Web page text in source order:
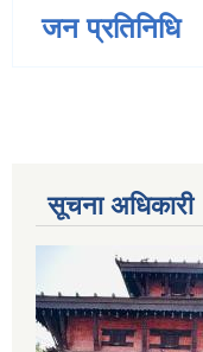
जन प्रतिनिधि
सूचना अधिकारी